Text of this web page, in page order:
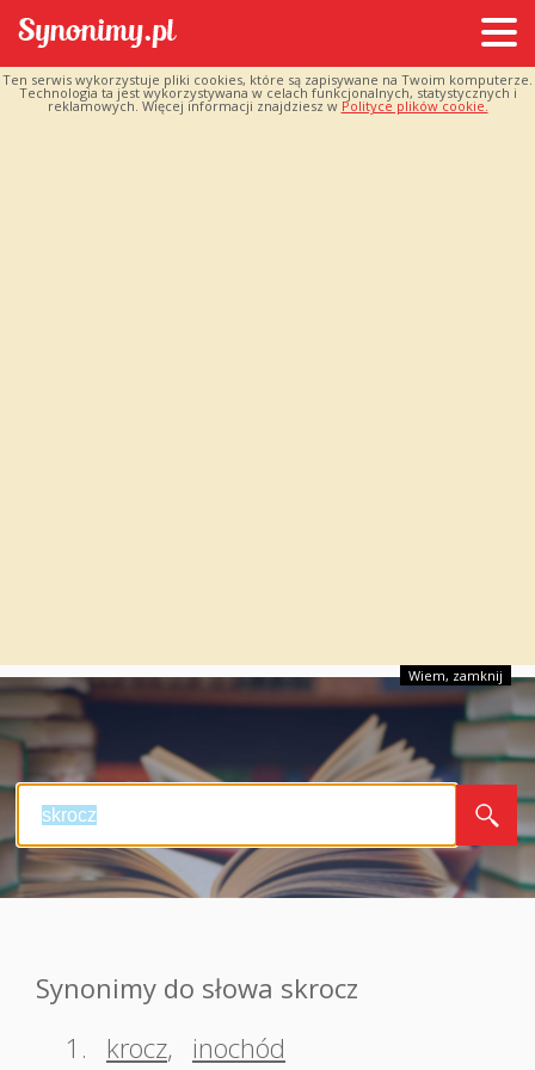
Ten serwis wykorzystuje pliki cookies, które są zapisywane na Twoim komputerze.
Technologia ta jest wykorzystywana w celach funkcjonalnych, statystycznych i
reklamowych. Więcej informacji znajdziesz w Polityce plików cookie.
Wiem, zamknij
Synonimy do słowa skrocz
1.
krocz, inochód